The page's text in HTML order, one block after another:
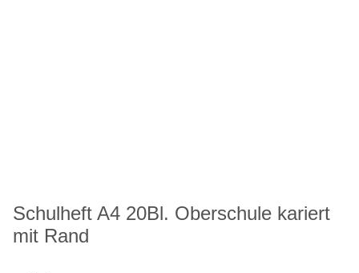
Schulheft A4 20Bl. Oberschule kariert
mit Rand